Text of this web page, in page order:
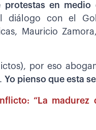
protestas en
diálogo con el
Mauricio
por eso
Yo pienso que esta
“La madurez